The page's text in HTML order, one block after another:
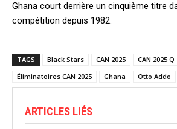
Ghana court derrière un cinquième titre
compétition depuis 1982.
TAGS Black Stars CAN 2025
CAN 2025 Q
Éliminatoires CAN 2025
Ghana Otto Addo
ARTICLES LIÉS